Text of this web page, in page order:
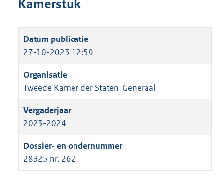
Kamerstuk
27-10-2023 12:59
Tweede Kamer der Staten-Generaal
2023-2024
28325 nr. 262